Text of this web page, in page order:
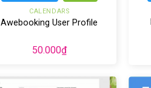
CALENDARS
Awebooking User Profile
50.000₫